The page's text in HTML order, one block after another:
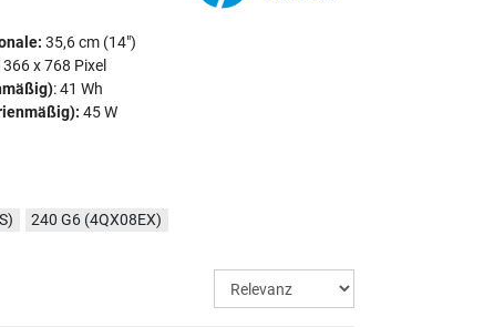
35,6 cm (14")
x 768 Pixel
: 41 Wh
45 W
240 G6 (4QX08EX)